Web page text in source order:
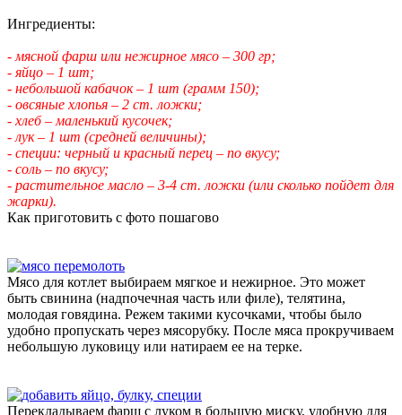
Ингредиенты:
- мясной фарш или нежирное мясо – 300 гр;
- яйцо – 1 шт;
- небольшой кабачок – 1 шт (грамм 150);
- овсяные хлопья – 2 ст. ложки;
- хлеб – маленький кусочек;
- лук – 1 шт (средней величины);
- специи: черный и красный перец – по вкусу;
- соль – по вкусу;
- растительное масло – 3-4 ст. ложки (или сколько пойдет для
жарки).
Как приготовить с фото пошагово
Мясо для котлет выбираем мягкое и нежирное. Это может
быть свинина (надпочечная часть или филе), телятина,
молодая говядина. Режем такими кусочками, чтобы было
удобно пропускать через мясорубку. После мяса прокручиваем
небольшую луковицу или натираем ее на терке.
Перекладываем фарш с луком в большую миску, удобную для